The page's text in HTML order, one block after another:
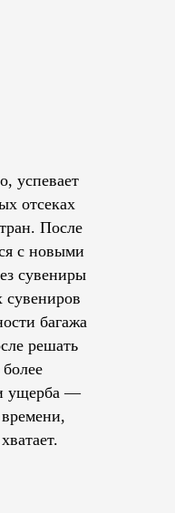
успевает
отсеках
После
с новыми
сувениры
сувениров
багажа
решать
ущерба —